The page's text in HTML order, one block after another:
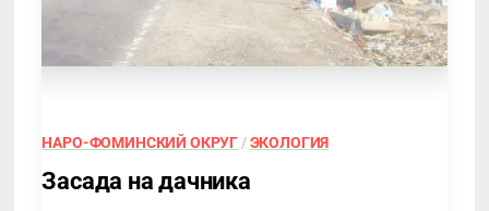
НАРО-ФОМИНСКИЙ ОКРУГ /ЭКОЛОГИЯ
Засада на дачника